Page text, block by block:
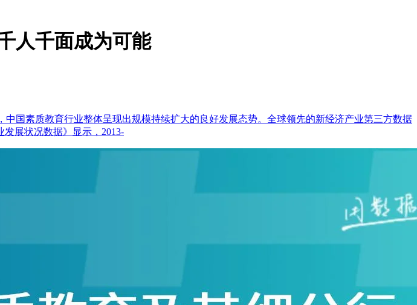
人千面成为可能
国素质教育行业整体呈现出规模持续扩大的良好发展态势。全球领先的新经济产业第三方数据
发展状况数据》显示，2013-